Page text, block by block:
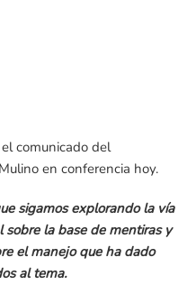
comunicado del
en conferencia hoy.
sigamos explorando la vía
la base de mentiras y
el manejo que ha dado
al tema.